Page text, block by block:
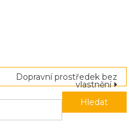
Dopravní prostředek bez
vlastnění